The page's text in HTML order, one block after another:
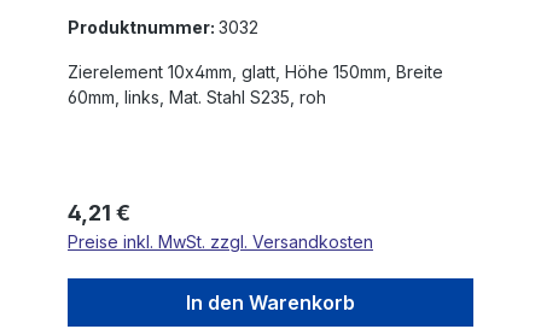
Produktnummer: 3032
Zierelement 10x4mm, glatt, Höhe 150mm, Breite
60mm, links, Mat. Stahl S235, roh
Regulärer Preis:
4,21 €
Preise inkl. MwSt. zzgl. Versandkosten
In den Warenkorb